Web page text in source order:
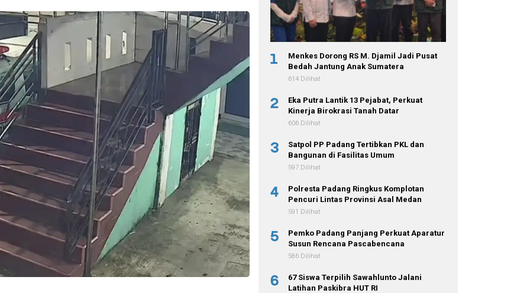
1
Menkes Dorong RS M. Djamil Jadi Pusat
Bedah Jantung Anak Sumatera
614 Dilihat
2
Eka Putra Lantik 13 Pejabat, Perkuat
Kinerja Birokrasi Tanah Datar
606 Dilihat
3
Satpol PP Padang Tertibkan PKL dan
Bangunan di Fasilitas Umum
597 Dilihat
4
Polresta Padang Ringkus Komplotan
Pencuri Lintas Provinsi Asal Medan
591 Dilihat
5
Pemko Padang Panjang Perkuat Aparatur
Susun Rencana Pascabencana
586 Dilihat
6
67 Siswa Terpilih Sawahlunto Jalani
Latihan Paskibra HUT RI